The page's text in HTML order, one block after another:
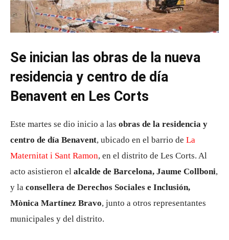
Se inician las obras de la nueva
residencia y centro de día
Benavent en Les Corts
Este martes se dio inicio a las obras de la residencia y
centro de día Benavent, ubicado en el barrio de La
Maternitat i Sant Ramon, en el distrito de Les Corts. Al
acto asistieron el alcalde de Barcelona, Jaume Collboni,
y la consellera de Derechos Sociales e Inclusión,
Mònica Martínez Bravo, junto a otros representantes
municipales y del distrito.